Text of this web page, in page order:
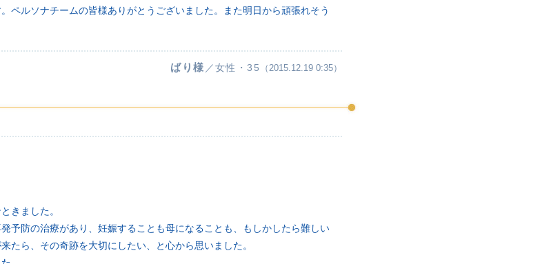
ペルソナチームの皆様ありがとうございました。また明日から頑張れそう
ばり様 ／女性・35 （2015.12.19 0:35）
きました。
予防の治療があり、妊娠することも母になることも、もしかしたら難しい
たら、その奇跡を大切にしたい、と心から思いました。